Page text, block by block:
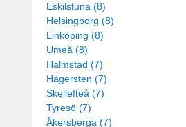
Eskilstuna (8)
Helsingborg (8)
Linköping (8)
Umeå (8)
Halmstad (7)
Hägersten (7)
Skellefteå (7)
Tyresö (7)
Åkersberga (7)